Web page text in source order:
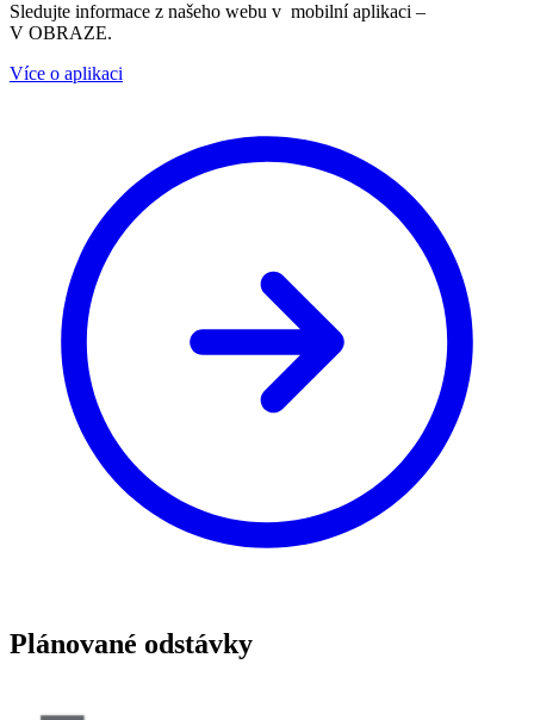
Sledujte informace z našeho webu v mobilní aplikaci –
V OBRAZE.
Více o aplikaci
Plánované odstávky